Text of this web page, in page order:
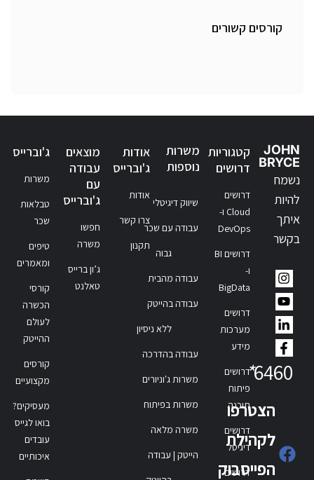
קורסים קשורים
JOHN
BRYCE
נשמח
להיות
איתך
בקשר
6460
*
הצטרפו
לקהילת
הפייסבוק
קטגוריות
דרושים
דרושים
Cloud ו-
DevOps
דרושים BI
ו-
BigData
דרושים
מערכות
מידע
דרושים
פיתוח
תוכנה
דרושים
דיגיטל
דרושים
משרות
נוספות
שיווק דיגיטלי
עבודה עם שכר
גבוה
עבודה מהבית
עבודה בהייטק
ללא ניסיון
עבודה בהדרכה
משרות ג'וניורים
משרות בפיתוח
משרה מלאה
הייטק | עבודה
אודות
ג'וברייס
אודות
צרו קשר
תקנון
מוצאים
עבודה
עם
ג'וברייס
חפשו
משרה
ג’ון ברייס
טאלנט
ג'וברייס
משרות
טבלאות
שכר
טיפים
ומאמרים
קורסי
הכשרה
לעולם
ההייטק
קורסים
מקצועיים
מעסיקים?
בואו לגייס
עובדים
איכותיים